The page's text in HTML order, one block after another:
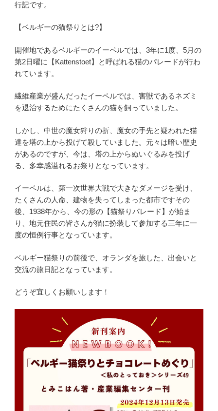
行記です。
【ベルギーの猫祭りとは?】
開催地であるベルギーのイーペルでは、3年に1度、5月の
第2日曜に【Kattenstoet】と呼ばれる猫のパレードが行わ
れています。
繊維産業が盛んだったイーペルでは、害獣であるネズミ
を退治するためにたくさんの猫を飼っていました。
しかし、中世の魔女狩りの折、魔女の手先と疑われた猫
達を塔の上から投げて殺していました。元々は暗い歴史
があるのですが、今は、塔の上からぬいぐるみを投げ
る、多幸感溢れるお祭りとなっています。
イーペルは、第一次世界大戦で大きなダメージを受け、
たくさんの人命、建物を失ってしまった都市ですその
後、1938年から、今の形の【猫祭りパレード】が始ま
り、地元住民の皆さんが猫に扮装して参加する三年に一
度の恒例行事となっています。
ベルギー猫祭りの前後で、オランダを旅した、出会いと
交流の旅日記となっています。
どうぞ宜しくお願いします！